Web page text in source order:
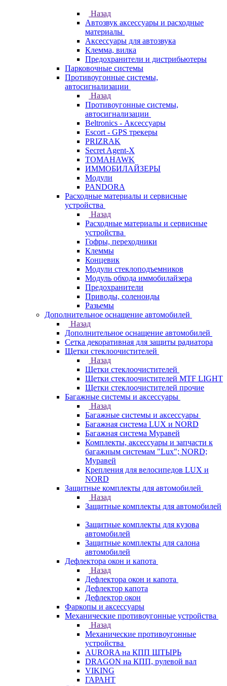
Назад
Автозвук аксессуары и расходные
материалы
Аксессуары для автозвука
Клемма, вилка
Предохранители и дистрибьютеры
Парковочные системы
Противоугонные системы,
автосигнализации
Назад
Противоугонные системы,
автосигнализации
Beltronics - Аксессуары
Escort - GPS трекеры
PRIZRAK
Secret Agent-X
TOMAHAWK
ИММОБИЛАЙЗЕРЫ
Модули
PANDORA
Расходные материалы и сервисные
устройства
Назад
Расходные материалы и сервисные
устройства
Гофры, переходники
Клеммы
Концевик
Модули стеклоподъемников
Модуль обхода иммобилайзера
Предохранители
Приводы, соленоиды
Разьемы
Дополнительное оснащение автомобилей
Назад
Дополнительное оснащение автомобилей
Сетка декоративная для защиты радиатора
Щетки стеклоочистителей
Назад
Щетки стеклоочистителей
Щетки стеклоочистителей MTF LIGHT
Щетки стеклоочистителей прочие
Багажные системы и аксессуары
Назад
Багажные системы и аксессуары
Багажная система LUX и NORD
Багажная система Муравей
Комплекты, аксессуары и запчасти к
багажным системам "Lux"; NORD;
Муравей
Крепления для велосипедов LUX и
NORD
Защитные комплекты для автомобилей
Назад
Защитные комплекты для автомобилей
Защитные комплекты для кузова
автомобилей
Защитные комплекты для салона
автомобилей
Дефлектора окон и капота
Назад
Дефлектора окон и капота
Дефлектор капота
Дефлектор окон
Фаркопы и аксессуары
Механические противоугонные устройства
Назад
Механические противоугонные
устройства
AURORA на КПП ШТЫРЬ
DRAGON на КПП, рулевой вал
VIKING
ГАРАНТ